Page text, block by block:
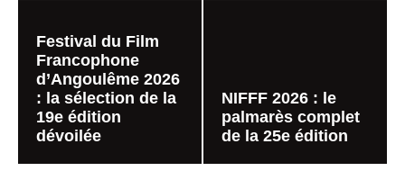
Festival du Film
Francophone
d’Angoulême 2026
: la sélection de la
19e édition
dévoilée
NIFFF 2026 : le
palmarès complet
de la 25e édition